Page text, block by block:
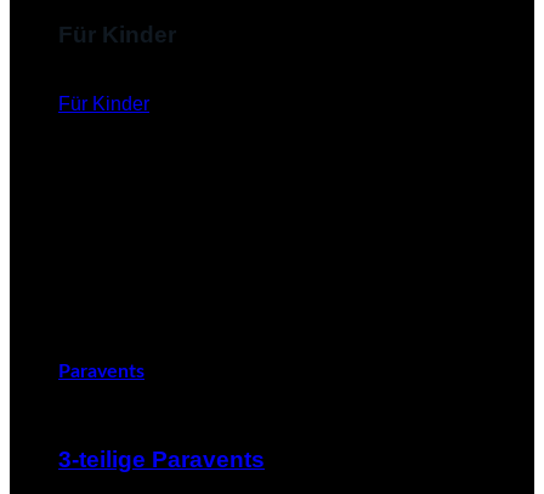
Für Kinder
Für Kinder
Paravents
3-teilige Paravents